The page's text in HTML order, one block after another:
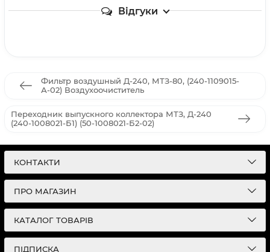
Відгуки
Фильтр воздушный Д-240, МТЗ-80, (240-1109015-
А-02) Воздухоочиститель
Переходник выпускного коллектора МТЗ, Д-240
(240-1008021-Б1) (50-1008021-Б2-02)
КОНТАКТИ
ПРО МАГАЗИН
КАТАЛОГ ТОВАРІВ
ПІДПИСКА